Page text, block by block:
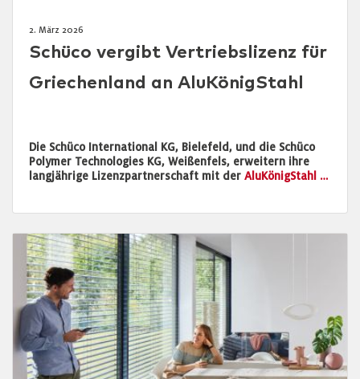
2. März 2026
Schüco vergibt Vertriebslizenz für
Griechenland an AluKönigStahl
Die Schüco International KG, Bielefeld, und die Schüco
Polymer Technologies KG, Weißenfels, erweitern ihre
langjährige Lizenzpartnerschaft mit der AluKönigStahl …